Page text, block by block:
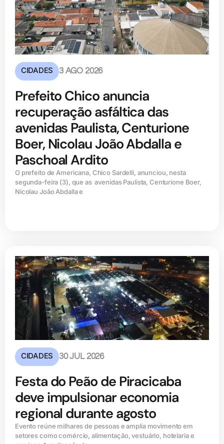
CIDADES 3 AGO 2026
Prefeito Chico anuncia
recuperação asfáltica das
avenidas Paulista, Centurione
Boer, Nicolau João Abdalla e
Paschoal Ardito
O prefeito de Americana, Chico Sardelli, anunciou, nesta
segunda-feira (3), que as avenidas Paulista, Centurione Boer,
Nicolau João Abdalla e
CIDADES 30 JUL 2026
Festa do Peão de Piracicaba
deve impulsionar economia
regional durante agosto
Evento reúne milhares de pessoas e amplia movimento em
setores como comércio, alimentação, vestuário, hotelaria e